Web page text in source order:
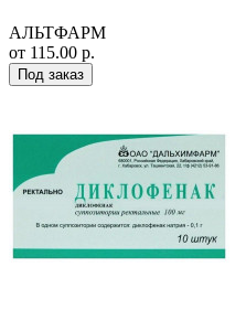
АЛЬТФАРМ
от 115.00 р.
Под заказ